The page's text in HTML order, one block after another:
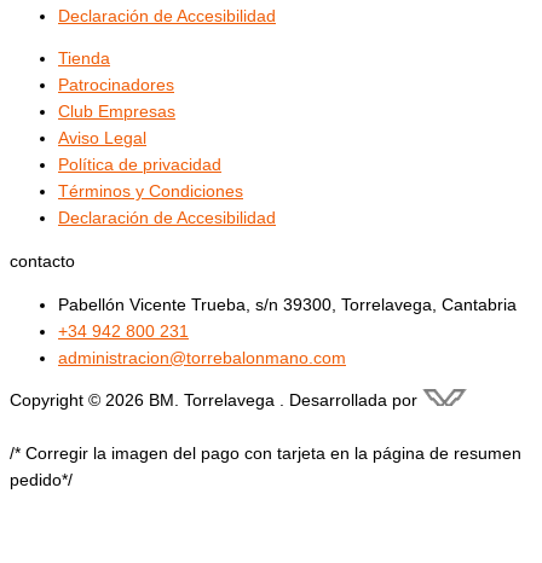
Declaración de Accesibilidad
Tienda
Patrocinadores
Club Empresas
Aviso Legal
Política de privacidad
Términos y Condiciones
Declaración de Accesibilidad
contacto
Pabellón Vicente Trueba, s/n 39300, Torrelavega, Cantabria
+34 942 800 231
administracion@torrebalonmano.com
Copyright © 2026 BM. Torrelavega . Desarrollada por
/* Corregir la imagen del pago con tarjeta en la página de resumen
pedido*/